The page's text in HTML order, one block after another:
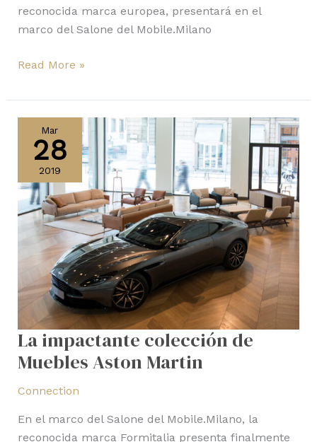
reconocida marca europea, presentará en el
marco del Salone del Mobile.Milano
Read More »
Mar
28
2019
La impactante colección de
Muebles Aston Martin
Connection
En el marco del Salone del Mobile.Milano, la
reconocida marca Formitalia presenta finalmente
impactante
colección
Muebles
Aston
Martin